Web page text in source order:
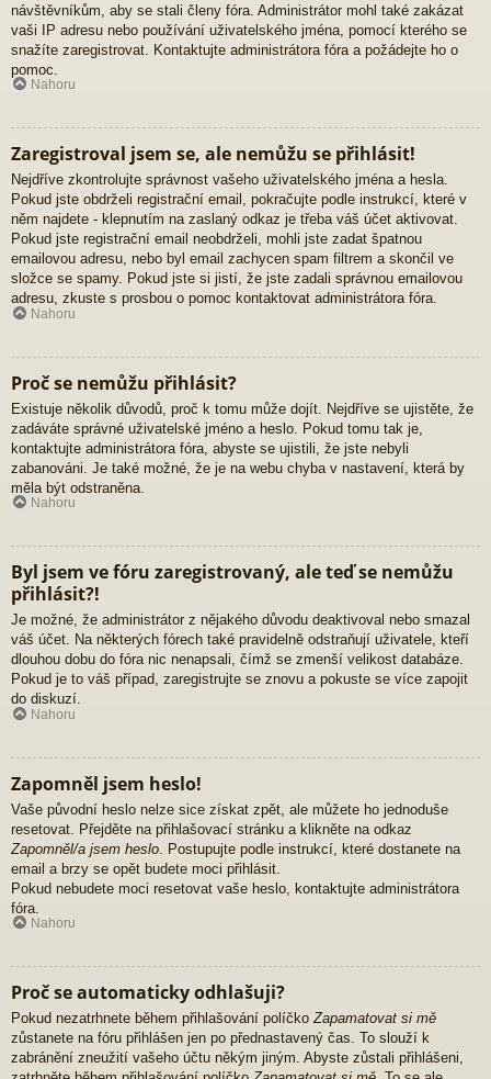
návštěvníkům, aby se stali členy fóra. Administrátor mohl také zakázat
vaši IP adresu nebo používání uživatelského jména, pomocí kterého se
snažíte zaregistrovat. Kontaktujte administrátora fóra a požádejte ho o
pomoc.
Nahoru
Zaregistroval jsem se, ale nemůžu se přihlásit!
Nejdříve zkontrolujte správnost vašeho uživatelského jména a hesla.
Pokud jste obdrželi registrační email, pokračujte podle instrukcí, které v
něm najdete - klepnutím na zaslaný odkaz je třeba váš účet aktivovat.
Pokud jste registrační email neobdrželi, mohli jste zadat špatnou
emailovou adresu, nebo byl email zachycen spam filtrem a skončil ve
složce se spamy. Pokud jste si jistí, že jste zadali správnou emailovou
adresu, zkuste s prosbou o pomoc kontaktovat administrátora fóra.
Nahoru
Proč se nemůžu přihlásit?
Existuje několik důvodů, proč k tomu může dojít. Nejdříve se ujistěte, že
zadáváte správné uživatelské jméno a heslo. Pokud tomu tak je,
kontaktujte administrátora fóra, abyste se ujistili, že jste nebyli
zabanováni. Je také možné, že je na webu chyba v nastavení, která by
měla být odstraněna.
Nahoru
Byl jsem ve fóru zaregistrovaný, ale teď se nemůžu
přihlásit?!
Je možné, že administrátor z nějakého důvodu deaktivoval nebo smazal
váš účet. Na některých fórech také pravidelně odstraňují uživatele, kteří
dlouhou dobu do fóra nic nenapsali, čímž se zmenší velikost databáze.
Pokud je to váš případ, zaregistrujte se znovu a pokuste se více zapojit
do diskuzí.
Nahoru
Zapomněl jsem heslo!
Vaše původní heslo nelze sice získat zpět, ale můžete ho jednoduše
resetovat. Přejděte na přihlašovací stránku a klikněte na odkaz
Zapomněl/a jsem heslo . Postupujte podle instrukcí, které dostanete na
email a brzy se opět budete moci přihlásit.
Pokud nebudete moci resetovat vaše heslo, kontaktujte administrátora
fóra.
Nahoru
Proč se automaticky odhlašuji?
Pokud nezatrhnete během přihlašování políčkoZapamatovat si mě
zůstanete na fóru přihlášen jen po přednastavený čas. To slouží k
zabránění zneužití vašeho účtu někým jiným. Abyste zůstali přihlášeni,